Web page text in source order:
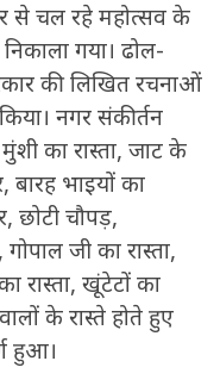
से चल रहे महोत्सव के
गया। ढोल-
की लिखित रचनाओं
नगर संकीर्तन
का रास्ता, जाट के
बारह भाइयों का
छोटी चौपड़,
गोपाल जी का रास्ता,
रास्ता, खूंटेटों का
के रास्ते होते हुए
हुआ।